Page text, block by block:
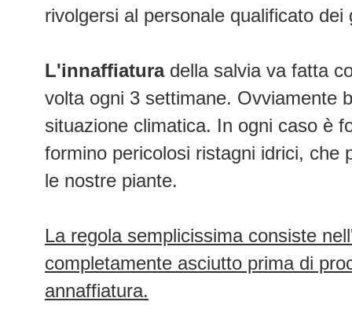
rivolgersi al personale qualificato dei
L'innaffiaturadella salvia va fatta
volta ogni 3 settimane. Ovviamente
situazione climatica. In ogni caso è
formino pericolosi ristagni idrici, che
le nostre piante.
La regola semplicissima consiste
completamente asciutto prima di
annaffiatura.